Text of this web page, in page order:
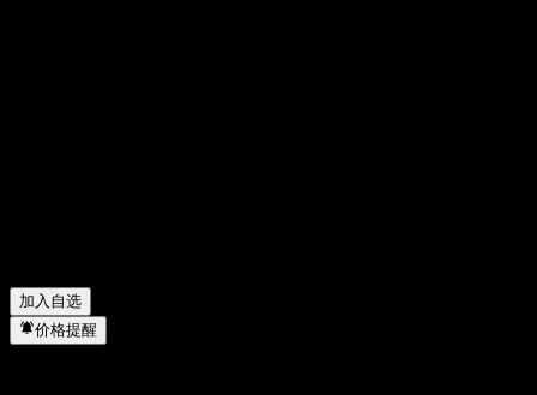
加入自选
价格提醒